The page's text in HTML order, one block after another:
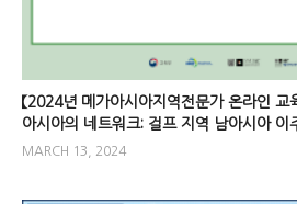
【2024년 메가아시아지역전문가 온라인 교
아시아의 네트워크: 걸프 지역 남아시아 이
MARCH 13, 2024